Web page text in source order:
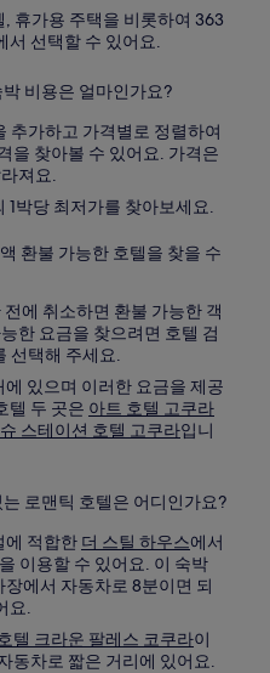
휴가용 주택을 비롯하여 363
서 선택할 수 있어요.
비용은 얼마인가요?
추가하고 가격별로 정렬하여
을 찾아볼 수 있어요. 가격은
져요.
박당 최저가를 찾아보세요.
환불 가능한 호텔을 찾을 수
에 취소하면 환불 가능한 객
한 요금을 찾으려면 호텔 검
선택해 주세요.
있으며 이러한 요금을 제공
텔 두 곳은 아트 호텔 고쿠라
스테이션 호텔 고쿠라입니
로맨틱 호텔은 어디인가요?
에 적합한 더 스틸 하우스에서
이용할 수 있어요. 이 숙박
에서 자동차로 8분이면 되
요.
텔 크라운 팔레스 코쿠라이
동차로 짧은 거리에 있어요.